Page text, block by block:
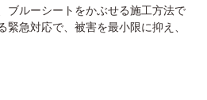
ブルーシートをかぶせる施工方法で
急対応で、被害を最小限に抑え、